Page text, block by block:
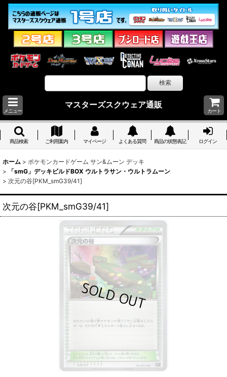
メニュー
マスターズスクウェア通販
カート
商品検索 ご利用案内 マイページ よくある質問 商品の状態表記 ログイン
ホーム > ポケモンカードゲーム サン&ムーン デッキ
>
「smG」デッキビルドBOX ウルトラサン・ウルトラムーン
> 次元の谷[PKM_smG39/41]
次元の谷[PKM_smG39/41]